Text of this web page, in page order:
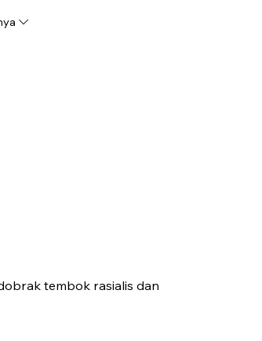
tembok rasialis dan